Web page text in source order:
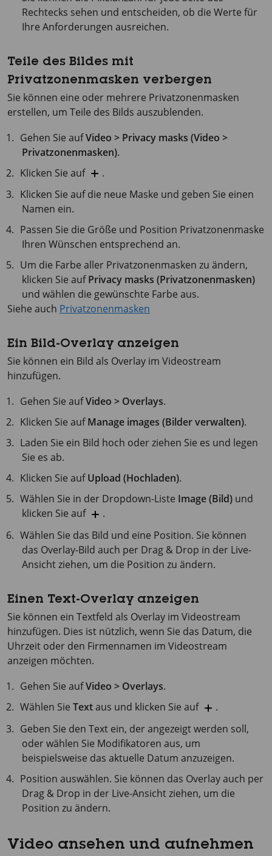
Rechtecks sehen und entscheiden, ob die Werte für
Ihre Anforderungen ausreichen.
Teile des Bildes mit
Privatzonenmasken verbergen
Sie können eine oder mehrere Privatzonenmasken
erstellen, um Teile des Bilds auszublenden.
Gehen Sie aufVideo > Privacy masks (Video >
Privatzonenmasken).
Klicken Sie auf
.
Klicken Sie auf die neue Maske und geben Sie einen
Namen ein.
Passen Sie die Größe und Position Privatzonenmaske
Ihren Wünschen entsprechend an.
Um die Farbe aller Privatzonenmasken zu ändern,
klicken Sie aufPrivacy masks (Privatzonenmasken)
und wählen die gewünschte Farbe aus.
Siehe auch Privatzonenmasken
Ein Bild-Overlay anzeigen
Sie können ein Bild als Overlay im Videostream
hinzufügen.
Gehen Sie aufVideo > Overlays.
Klicken Sie aufManage images (Bilder verwalten).
Laden Sie ein Bild hoch oder ziehen Sie es und legen
Sie es ab.
Klicken Sie aufUpload (Hochladen).
Wählen Sie in der Dropdown-Liste Image (Bild) und
klicken Sie auf
.
Wählen Sie das Bild und eine Position. Sie können
das Overlay-Bild auch per Drag & Drop in der Live-
Ansicht ziehen, um die Position zu ändern.
Einen Text-Overlay anzeigen
Sie können ein Textfeld als Overlay im Videostream
hinzufügen. Dies ist nützlich, wenn Sie das Datum, die
Uhrzeit oder den Firmennamen im Videostream
anzeigen möchten.
Gehen Sie aufVideo > Overlays.
Wählen SieTextaus und klicken Sie auf
.
Geben Sie den Text ein, der angezeigt werden soll,
oder wählen Sie Modifikatoren aus, um
beispielsweise das aktuelle Datum anzuzeigen.
Position auswählen. Sie können das Overlay auch per
Drag & Drop in der Live-Ansicht ziehen, um die
Position zu ändern.
Video ansehen und aufnehmen